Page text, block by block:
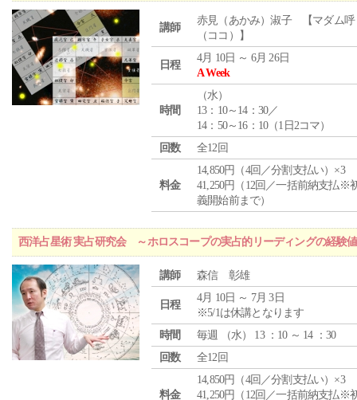
講師
赤見（あかみ）淑子 【マダム呼
（ココ）】
日程
4月 10日 ～ 6月 26日
A Week
時間
（水）
13：10～14：30／
14：50～16：10（1日2コマ）
回数
全12回
料金
14,850円（4回／分割支払い）×3
41,250円（12回／一括前納支払※
義開始前まで）
西洋占星術 実占研究会 ～ホロスコープの実占的リーディングの経験
講師 森信 彰雄
日程
4月 10日 ～ 7月 3日
※5/1は休講となります
時間
毎週 （水） 13 ：10 ～ 14 ：30
回数
全12回
料金
14,850円（4回／分割支払い）×3
41,250円（12回／一括前納支払※